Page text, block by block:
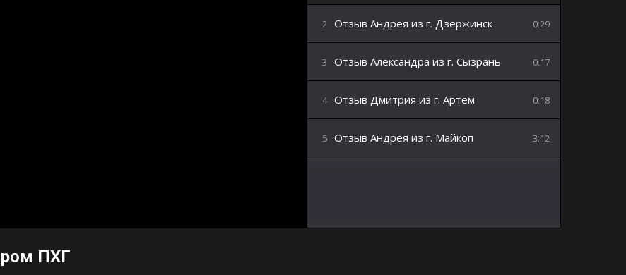
2 Отзыв Андрея из г. Дзержинск 0:29
3 Отзыв Александра из г. Сызрань 0:17
4 Отзыв Дмитрия из г. Артем 0:18
5 Отзыв Андрея из г. Майкоп 3:12
ПХГ